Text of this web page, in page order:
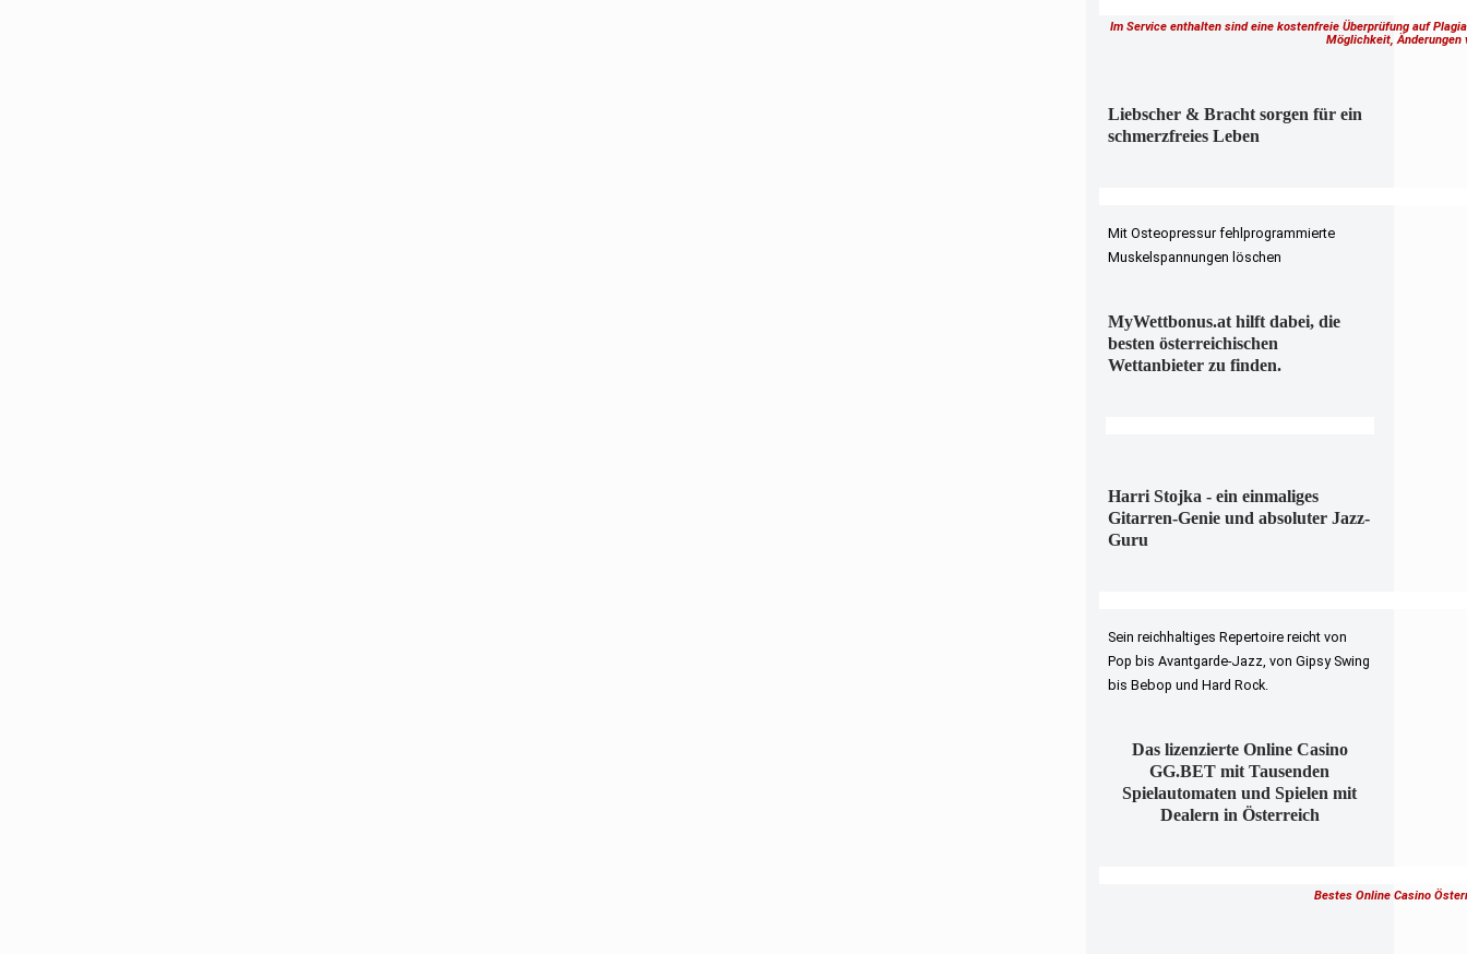
Im Service enthalten sind eine kostenfreie Überprüfung auf
Möglichkeit,
Liebscher & Bracht sorgen für ein
schmerzfreies Leben
Mit Osteopressur fehlprogrammierte
Muskelspannungen löschen
MyWettbonus.at hilft dabei, die
besten österreichischen
Wettanbieter zu finden.
Harri Stojka - ein einmaliges
Gitarren-Genie und absoluter Jazz-
Guru
Sein reichhaltiges Repertoire reicht von
Pop bis Avantgarde-Jazz, von Gipsy Swing
bis Bebop und Hard Rock.
Das lizenzierte Online Casino
GG.BET mit Tausenden
Spielautomaten und Spielen mit
Dealern in Österreich
Bestes Online Casino